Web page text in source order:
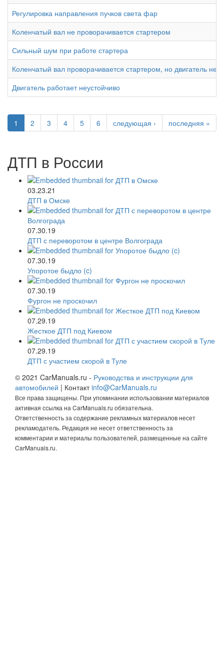
Регулировка направления пучков света фар
Коленчатый вал не проворачивается стартером
Сильный шум при работе стартера
Коленчатый вал проворачивается стартером, но двигатель не
Двигатель работает неустойчиво
1 2 3 4 5 6 следующая › последняя »
ДТП в России
03.23.21
ДТП в Омске
07.30.19
ДТП с переворотом в центре Волгограда
07.30.19
Упоротое быдло (c)
07.30.19
Фургон не проскочил
07.29.19
Жесткое ДТП под Киевом
07.29.19
ДТП с участием скорой в Туле
© 2021 CarManuals.ru - Руководства и инструкции для
автомобилей | Контактinfo@CarManuals.ru
Все права защищены. При упоминании использовании материалов
активная ссылка на CarManuals.ru обязательна.
Ответственность за содержание рекламных материалов несет
рекламодатель. Редакция не несет ответственность за
комментарии и материалы пользователей, размещенные на сайте
CarManuals.ru.